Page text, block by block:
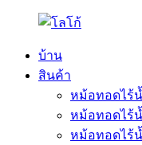
บ้าน
สินค้า
หม้อทอดไร้
หม้อทอดไร้
หม้อทอดไร้